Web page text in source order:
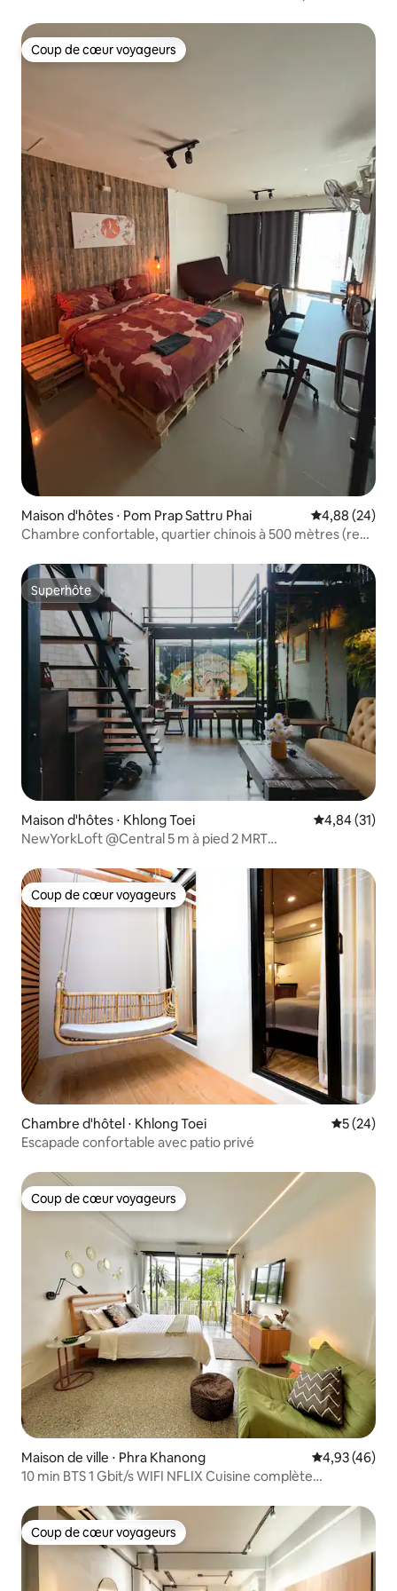
Coup de cœur voyageurs
Coup de cœur voyageurs
Maison d'hôtes ⋅ Pom Prap Sattru Phai Évaluation
4,88 (24)
Chambre confortable, quartier chinois à 500 mètres (rez-
Superhôte
Superhôte
Maison d'hôtes ⋅ Khlong Toei Évaluation
4,84 (31)
NewYorkLoft @Central 5 m à pied 2 MRT
Coup de cœur voyageurs
Coup de cœur voyageurs
Chambre d'hôtel ⋅ Khlong Toei
5 (24)
Escapade confortable avec patio privé
Coup de cœur voyageurs
Coup de cœur voyageurs
Maison de ville ⋅ Phra Khanong Évaluation
4,93 (46)
10 min BTS 1 Gbit/s WIFI NFLIX Cuisine complète
Coup de cœur voyageurs
Coup de cœur voyageurs